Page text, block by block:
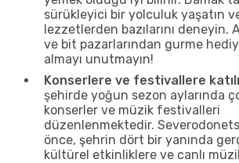
sürükleyici bir yolculuk yaşatın
lezzetlerden bazılarını deneyin.
ve bit pazarlarından gurme
almayı unutmayın!
Konserlere ve festivallere
şehirde yoğun sezon aylarında
konserler ve müzik festivalleri
düzenlenmektedir.
önce, şehrin dört bir yanında
kültürel etkinliklere ve canlı